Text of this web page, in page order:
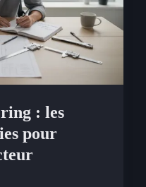
: les
pour